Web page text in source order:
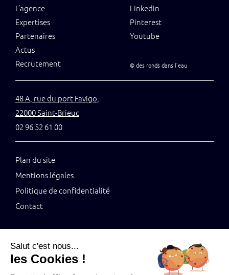
Plan du site
Mentions légales
Politique de confidentialité
Contact
48 A, rue du port Favigo,
22000 Saint-Brieuc
02 96 52 61 00
L’agence
Expertises
Partenaires
Actus
Recrutement
Linkedin
Pinterest
Youtube
©des ronds dans l’eau
Salut c'est nous...
les Cookies !